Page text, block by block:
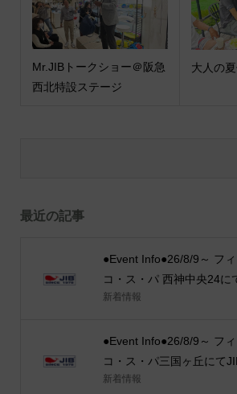
Mr.JIBトークショー＠阪急
西北特設ステージ
大人の
最近の記事
●Event Info●26/8/9～ フ
コ・ス・パ 西神中央24に
新着情報
●Event Info●26/8/9～ フ
コ・ス・パ三国ヶ丘にて
新着情報